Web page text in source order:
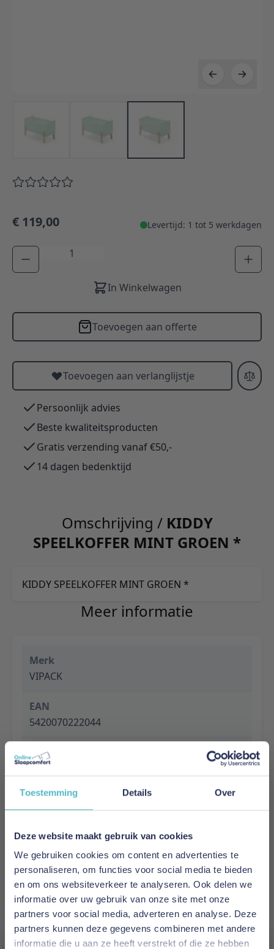
Toestemming Details Over
Deze website maakt gebruik van cookies
We gebruiken cookies om content en advertenties te
personaliseren, om functies voor social media te bieden
en om ons websiteverkeer te analyseren. Ook delen we
informatie over uw gebruik van onze site met onze
partners voor social media, adverteren en analyse. Deze
partners kunnen deze gegevens combineren met andere
informatie die u aan ze heeft verstrekt of die ze hebben
€ 119,00 Levertijd: 1 tot 5 werkdagen
Aantal
In Winkelwagen
Toevoegen aan offerte
Toevoegen aan verlanglijstje
Persoonlijk advies
Beste kwaliteitsproducten
Gratis verzending vanaf €50,-
14 dagen bedenktijd
Omschrijving / KIDDY
SPEELKOFFER MINT GROEN *
KIDDY SPEELKOFFER MINT GROEN *
Meer informatie
Merk
VIPACK
EAN
5420070222044
Prijs
€ 119,00
Levertijd
1 tot 5 werkdagen
Material: Combination of solid pine and mdf
Finish: Lacquered
Colour: MINT GREEN
Product style: Scandinavian
FSC Certified: Yes
Assembly time in minutes: 30